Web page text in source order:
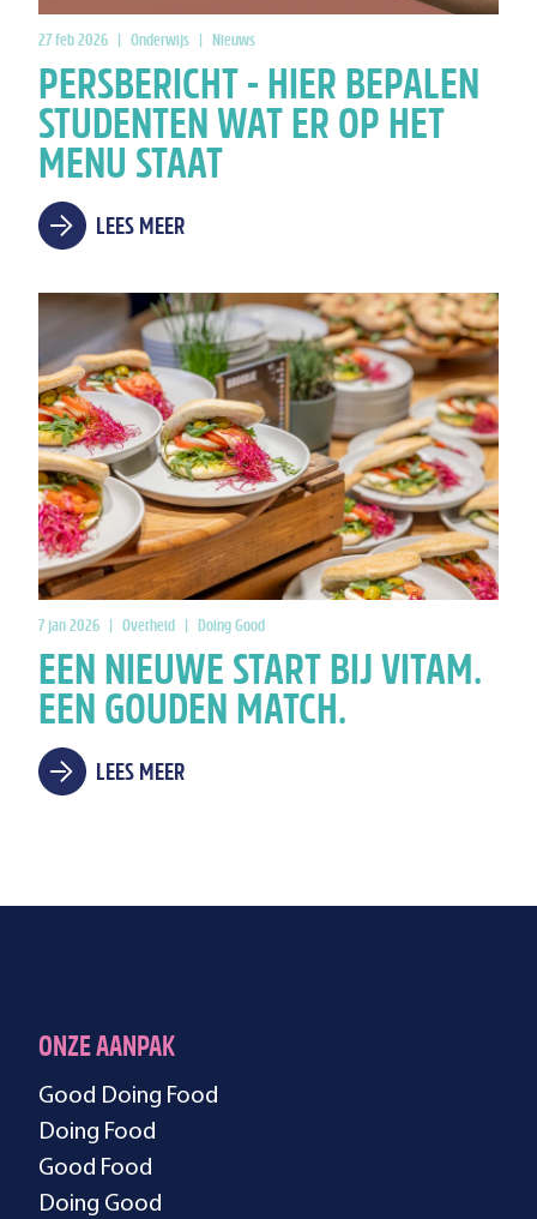
27 feb 2026 | Onderwijs | Nieuws
PERSBERICHT - HIER BEPALEN
STUDENTEN WAT ER OP HET
MENU STAAT
LEES MEER
7 jan 2026 | Overheid | Doing Good
EEN NIEUWE START BIJ VITAM.
EEN GOUDEN MATCH.
LEES MEER
ONZE AANPAK
Good Doing Food
Doing Food
Good Food
Doing Good